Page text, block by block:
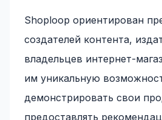
Shoploop ориентирован
создателей контента,
владельцев интернет-
им уникальную
демонстрировать свои
предоставлять